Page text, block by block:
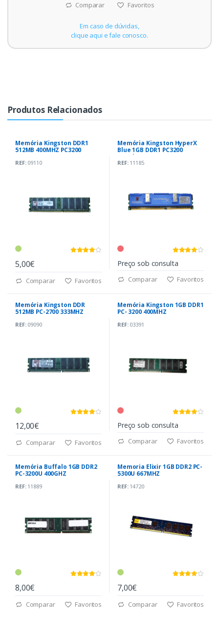
Comparar Favoritos
Em caso de dúvidas,
clique aqui e fale conosco.
Produtos Relacionados
Memória Kingston DDR1
512MB 400MHZ PC3200
REF:09110
5,00€
Comparar Favoritos
Memória Kingston HyperX
Blue 1GB DDR1 PC3200
400Mhz
REF:11185
Preço sob consulta
Comparar Favoritos
Memória Kingston DDR
512MB PC-2700 333MHZ
REF:09090
12,00€
Comparar Favoritos
Memória Kingston 1GB DDR1
PC- 3200 400MHZ
REF:03391
Preço sob consulta
Comparar Favoritos
Memória Buffalo 1GB DDR2
PC-3200U 400GHZ
REF:11889
8,00€
Comparar Favoritos
Memoria Elixir 1GB DDR2 PC-
5300U 667MHZ
REF:14720
7,00€
Comparar Favoritos